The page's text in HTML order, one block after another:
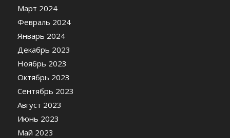
Март 2024
Февраль 2024
Январь 2024
Декабрь 2023
Ноябрь 2023
Октябрь 2023
Сентябрь 2023
Август 2023
Июнь 2023
Май 2023